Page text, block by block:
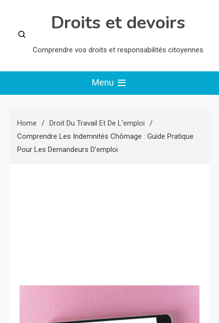
content
Droits et devoirs
Comprendre vos droits et responsabilités citoyennes
Menu
Home
Droit Du Travail Et De L'emploi
Comprendre Les Indemnités Chômage : Guide Pratique
Pour Les Demandeurs D’emploi